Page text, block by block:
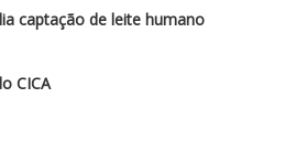
captação de leite humano
CICA